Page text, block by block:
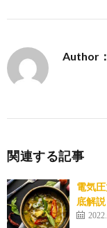
Author
関連する記事
電気
底解説